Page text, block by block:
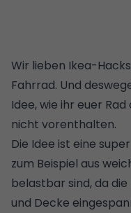
Wir lieben Ikea-
Fahrrad. Und
Idee, wie ihr euer
nicht vorenthalten.
Die Idee ist eine
zum Beispiel aus
belastbar sind, da
und Decke